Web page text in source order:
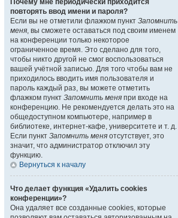
Почему мне периодически приходится
повторять ввод имени и пароля?
Если вы не отметили флажком пункт Запомнить
меня, вы сможете оставаться под своим именем
на конференции только некоторое
ограниченное время. Это сделано для того,
чтобы никто другой не смог воспользоваться
вашей учётной записью. Для того чтобы вам не
приходилось вводить имя пользователя и
пароль каждый раз, вы можете отметить
флажком пункт Запомнить меня при входе на
конференцию. Не рекомендуется делать это на
общедоступном компьютере, например в
библиотеке, интернет-кафе, университете и т. д.
Если пункт Запомнить меня отсутствует, это
значит, что администратор отключил эту
функцию.
Вернуться к началу
Что делает функция «Удалить cookies
конференции»?
Она удаляет все созданные cookies, которые